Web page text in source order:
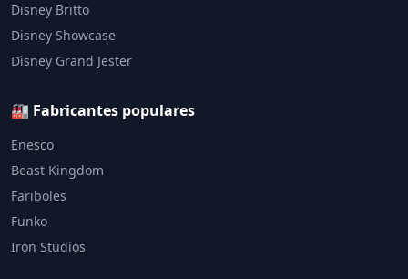
Disney Britto
Disney Showcase
Disney Grand Jester
🏭 Fabricantes populares
Enesco
Beast Kingdom
Fariboles
Funko
Iron Studios